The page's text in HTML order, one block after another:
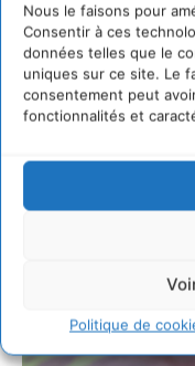
Nous le faisons pour
Consentir à ces
données telles que le
uniques sur ce site. Le
consentement peut
fonctionnalités et
Politique de
Développer notre
non humaines avec
30 juillet 2026
Un kit citoyen pour
développement
29 juillet 2026
L’éco-anxiété
28 juillet 2026